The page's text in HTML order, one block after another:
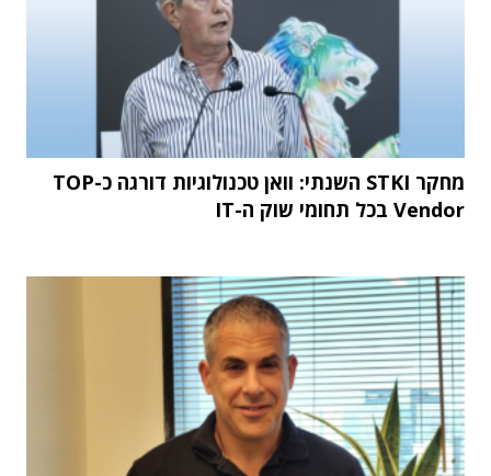
מחקר STKI השנתי: וואן טכנולוגיות דורגה כ-TOP
Vendor בכל תחומי שוק ה-IT